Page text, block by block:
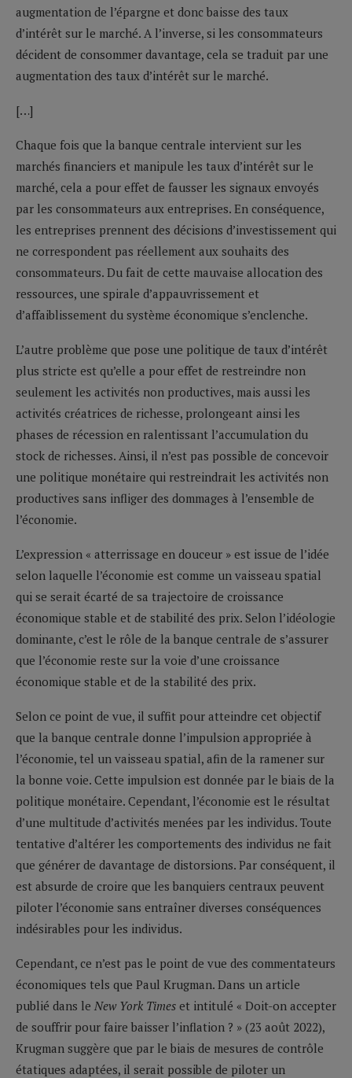
augmentation de l’épargne et donc baisse des taux
d’intérêt sur le marché. A l’inverse, si les consommateurs
décident de consommer davantage, cela se traduit par une
augmentation des taux d’intérêt sur le marché.
[…]
Chaque fois que la banque centrale intervient sur les
marchés financiers et manipule les taux d’intérêt sur le
marché, cela a pour effet de fausser les signaux envoyés
par les consommateurs aux entreprises. En conséquence,
les entreprises prennent des décisions d’investissement qui
ne correspondent pas réellement aux souhaits des
consommateurs. Du fait de cette mauvaise allocation des
ressources, une spirale d’appauvrissement et
d’affaiblissement du système économique s’enclenche.
L’autre problème que pose une politique de taux d’intérêt
plus stricte est qu’elle a pour effet de restreindre non
seulement les activités non productives, mais aussi les
activités créatrices de richesse, prolongeant ainsi les
phases de récession en ralentissant l’accumulation du
stock de richesses. Ainsi, il n’est pas possible de concevoir
une politique monétaire qui restreindrait les activités non
productives sans infliger des dommages à l’ensemble de
l’économie.
L’expression « atterrissage en douceur » est issue de l’idée
selon laquelle l’économie est comme un vaisseau spatial
qui se serait écarté de sa trajectoire de croissance
économique stable et de stabilité des prix. Selon l’idéologie
dominante, c’est le rôle de la banque centrale de s’assurer
que l’économie reste sur la voie d’une croissance
économique stable et de la stabilité des prix.
Selon ce point de vue, il suffit pour atteindre cet objectif
que la banque centrale donne l’impulsion appropriée à
l’économie, tel un vaisseau spatial, afin de la ramener sur
la bonne voie. Cette impulsion est donnée par le biais de la
politique monétaire. Cependant, l’économie est le résultat
d’une multitude d’activités menées par les individus. Toute
tentative d’altérer les comportements des individus ne fait
que générer de davantage de distorsions. Par conséquent, il
est absurde de croire que les banquiers centraux peuvent
piloter l’économie sans entraîner diverses conséquences
indésirables pour les individus.
Cependant, ce n’est pas le point de vue des commentateurs
économiques tels que Paul Krugman. Dans un article
publié dans le New York Times et intitulé « Doit-on accepter
de souffrir pour faire baisser l’inflation ? » (23 août 2022),
Krugman suggère que par le biais de mesures de contrôle
étatiques adaptées, il serait possible de piloter un